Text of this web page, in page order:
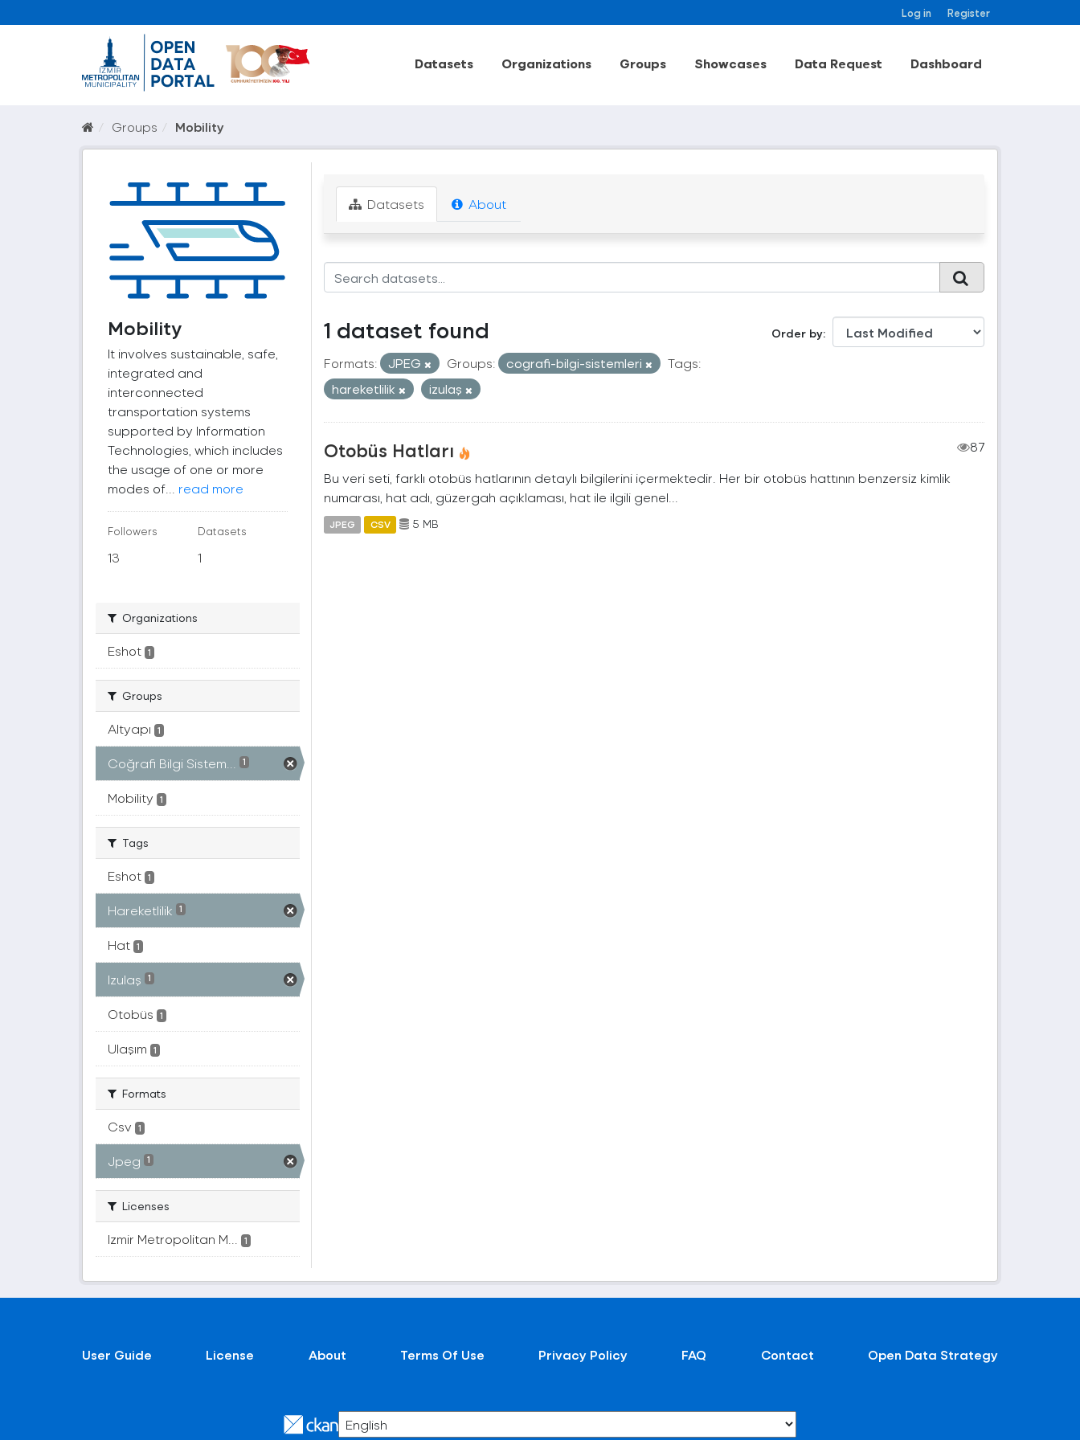
Log in Register
Datasets Organizations Groups Showcases Data Request Dashboard
Groups Mobility
Mobility
It involves sustainable, safe,
integrated and
interconnected
transportation systems
supported by Information
Technologies, which includes
the usage of one or more
modes of... read more
Followers
13
Datasets
1
Organizations
Eshot 1
Groups
Altyapı 1
Coğrafi Bilgi Sistem... 1
Mobility 1
Tags
Eshot 1
Hareketlilik 1
Hat 1
Izulaş 1
Otobüs 1
Ulaşım 1
Formats
Csv 1
Jpeg 1
Licenses
Izmir Metropolitan M... 1
Datasets About
Order by
1 dataset found
Formats: JPEG Groups: cografi-bilgi-sistemleri
Tags:
hareketlilik
izulaş
Otobüs Hatları
87
Bu veri seti, farklı otobüs hatlarının detaylı bilgilerini içermektedir. Her bir otobüs hattının benzersiz kimlik
numarası, hat adı, güzergah açıklaması, hat ile ilgili genel...
JPEG CSV 5 MB
User Guide License About Terms Of Use Privacy Policy FAQ Contact Open Data Strategy